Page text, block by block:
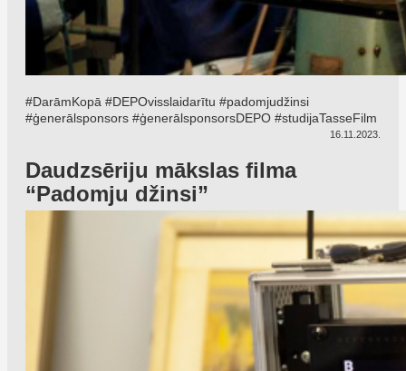
#DarāmKopā #DEPOvisslaidarītu #padomjudžinsi
#ģenerālsponsors #ģenerālsponsorsDEPO #studijaTasseFilm
16.11.2023.
Daudzsēriju mākslas filma
“Padomju džinsi”